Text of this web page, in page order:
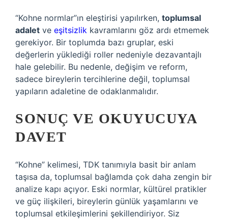
“Kohne normlar”ın eleştirisi yapılırken, toplumsal
adalet ve eşitsizlik kavramlarını göz ardı etmemek
gerekiyor. Bir toplumda bazı gruplar, eski
değerlerin yüklediği roller nedeniyle dezavantajlı
hale gelebilir. Bu nedenle, değişim ve reform,
sadece bireylerin tercihlerine değil, toplumsal
yapıların adaletine de odaklanmalıdır.
SONUÇ VE OKUYUCUYA
DAVET
“Kohne” kelimesi, TDK tanımıyla basit bir anlam
taşısa da, toplumsal bağlamda çok daha zengin bir
analize kapı açıyor. Eski normlar, kültürel pratikler
ve güç ilişkileri, bireylerin günlük yaşamlarını ve
toplumsal etkileşimlerini şekillendiriyor. Siz